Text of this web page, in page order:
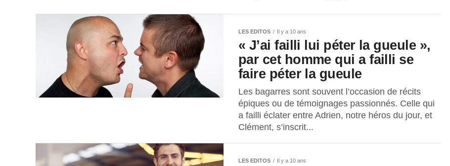
LES EDITOS Il y a 10 ans
« J’ai failli lui péter la gueule »,
par cet homme qui a failli se
faire péter la gueule
Les bagarres sont souvent l’occasion de récits
épiques ou de témoignages passionnés. Celle qui
a failli éclater entre Adrien, notre héros du jour, et
Clément, s’inscrit...
LES EDITOS Il y a 10 ans